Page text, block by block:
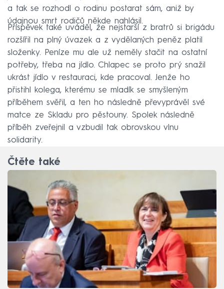
a tak se rozhodl o rodinu postarat sám, aniž by
údajnou smrt rodičů někde nahlásil.
Příspěvek také uváděl, že nejstarší z bratrů si brigádu
rozšířil na plný úvazek a z vydělaných peněz platil
složenky. Peníze mu ale už neměly stačit na ostatní
potřeby, třeba na jídlo. Chlapec se proto prý snažil
ukrást jídlo v restauraci, kde pracoval. Jenže ho
přistihl kolega, kterému se mladík se smyšleným
příběhem svěřil, a ten ho následně převyprávěl své
matce ze Skladu pro pěstouny. Spolek následně
příběh zveřejnil a vzbudil tak obrovskou vlnu
solidarity.
Čtěte také